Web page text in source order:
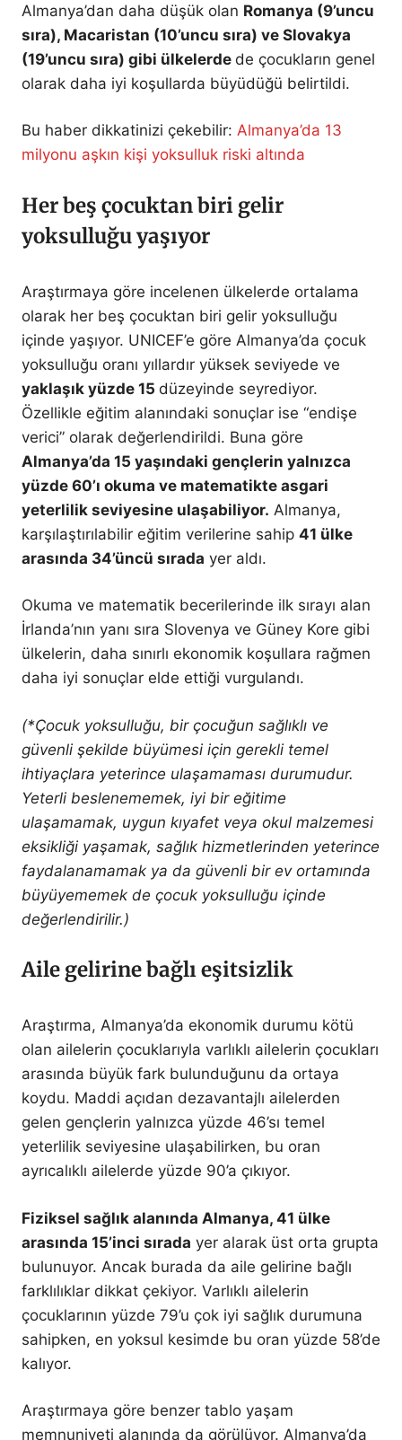
Almanya’dan daha düşük olan Romanya (9’uncu
sıra), Macaristan (10’uncu sıra) ve Slovakya
(19’uncu sıra) gibi ülkelerde de çocukların genel
olarak daha iyi koşullarda büyüdüğü belirtildi.
Bu haber dikkatinizi çekebilir: Almanya’da 13
milyonu aşkın kişi yoksulluk riski altında
Her beş çocuktan biri gelir
yoksulluğu yaşıyor
Araştırmaya göre incelenen ülkelerde ortalama
olarak her beş çocuktan biri gelir yoksulluğu
içinde yaşıyor. UNICEF’e göre Almanya’da çocuk
yoksulluğu oranı yıllardır yüksek seviyede ve
yaklaşık yüzde 15 düzeyinde seyrediyor.
Özellikle eğitim alanındaki sonuçlar ise “endişe
verici” olarak değerlendirildi. Buna göre
Almanya’da 15 yaşındaki gençlerin yalnızca
yüzde 60’ı okuma ve matematikte asgari
yeterlilik seviyesine ulaşabiliyor. Almanya,
karşılaştırılabilir eğitim verilerine sahip 41 ülke
arasında 34’üncü sırada yer aldı.
Okuma ve matematik becerilerinde ilk sırayı alan
İrlanda’nın yanı sıra Slovenya ve Güney Kore gibi
ülkelerin, daha sınırlı ekonomik koşullara rağmen
daha iyi sonuçlar elde ettiği vurgulandı.
(*Çocuk yoksulluğu, bir çocuğun sağlıklı ve
güvenli şekilde büyümesi için gerekli temel
ihtiyaçlara yeterince ulaşamaması durumudur.
Yeterli beslenememek, iyi bir eğitime
ulaşamamak, uygun kıyafet veya okul malzemesi
eksikliği yaşamak, sağlık hizmetlerinden yeterince
faydalanamamak ya da güvenli bir ev ortamında
büyüyememek de çocuk yoksulluğu içinde
değerlendirilir.)
Aile gelirine bağlı eşitsizlik
Araştırma, Almanya’da ekonomik durumu kötü
olan ailelerin çocuklarıyla varlıklı ailelerin çocukları
arasında büyük fark bulunduğunu da ortaya
koydu. Maddi açıdan dezavantajlı ailelerden
gelen gençlerin yalnızca yüzde 46’sı temel
yeterlilik seviyesine ulaşabilirken, bu oran
ayrıcalıklı ailelerde yüzde 90’a çıkıyor.
Fiziksel sağlık alanında Almanya, 41 ülke
arasında 15’inci sırada yer alarak üst orta grupta
bulunuyor. Ancak burada da aile gelirine bağlı
farklılıklar dikkat çekiyor. Varlıklı ailelerin
çocuklarının yüzde 79’u çok iyi sağlık durumuna
sahipken, en yoksul kesimde bu oran yüzde 58’de
kalıyor.
Araştırmaya göre benzer tablo yaşam
memnuniyeti alanında da görülüyor. Almanya’da